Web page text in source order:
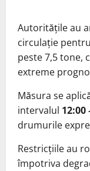
Autoritățile au
circulație
peste 7,5 tone,
extreme
Măsura se
intervalul 12:00
drumurile
Restricțiile au
împotriva